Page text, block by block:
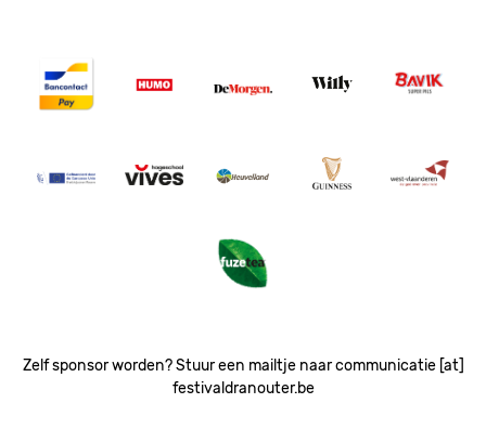
Image
Image Image Image Image
Image Image Image Image Image
Image
Zelf sponsor worden? Stuur een mailtje naar communicatie [at]
festivaldranouter.be